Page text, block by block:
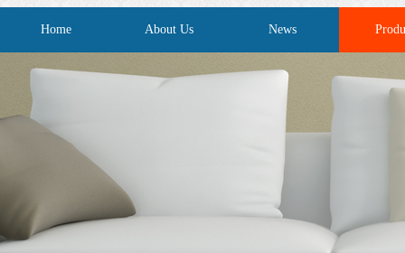
Home About Us News